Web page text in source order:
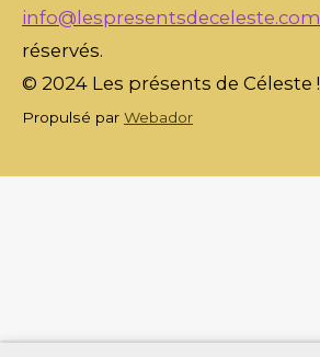
info@lespresentsdeceleste.com
réservés.
© 2024 Les présents de Céleste !
Propulsé par Webador